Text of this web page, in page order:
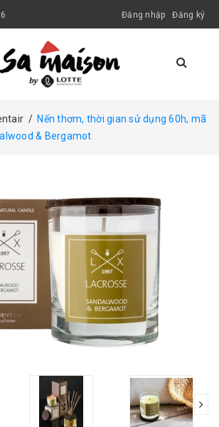
Đăng nhập Đăng ký
/ Nến thơm, thời gian sử dụng 60h, mã
& Bergamot